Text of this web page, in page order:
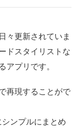
々更新されていま
ドスタイリストな
アプリです。
再現することがで
ンプルにまとめ